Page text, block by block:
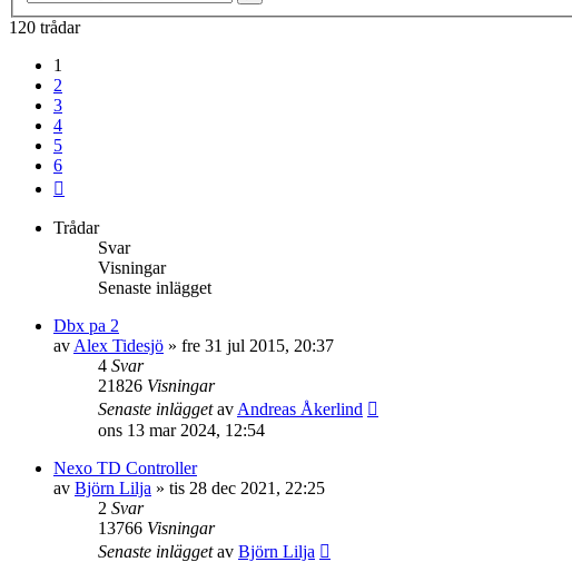
120 trådar
1
2
3
4
5
6
Trådar
Svar
Visningar
Senaste inlägget
Dbx pa 2
av Alex Tidesjö » fre 31 jul 2015, 20:37
4 Svar
21826 Visningar
Senaste inläggetav Andreas Åkerlind
ons 13 mar 2024, 12:54
Nexo TD Controller
av Björn Lilja » tis 28 dec 2021, 22:25
2 Svar
13766 Visningar
Senaste inläggetav Björn Lilja